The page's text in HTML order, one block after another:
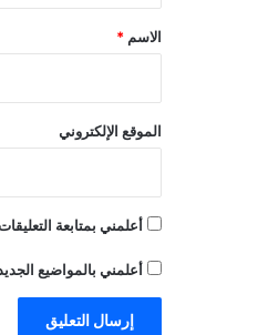
*
الاسم *
الموقع الإلكتروني
أعلمني بمتابعة
أعلمني بالمواضيع